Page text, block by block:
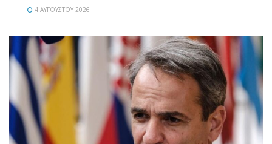
4 ΑΥΓΟΎΣΤΟΥ 2026